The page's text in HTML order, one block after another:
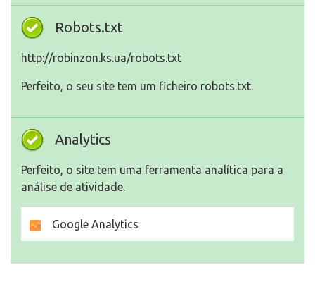
Robots.txt
http://robinzon.ks.ua/robots.txt
Perfeito, o seu site tem um ficheiro robots.txt.
Analytics
Perfeito, o site tem uma ferramenta analítica para a
análise de atividade.
Google Analytics